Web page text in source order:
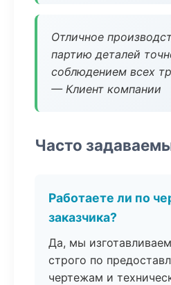
Отличное
партию деталей
соблюдением всех
— Клиент компании
Часто
Работаете ли по
заказчика?
Да, мы
строго по
чертежам и